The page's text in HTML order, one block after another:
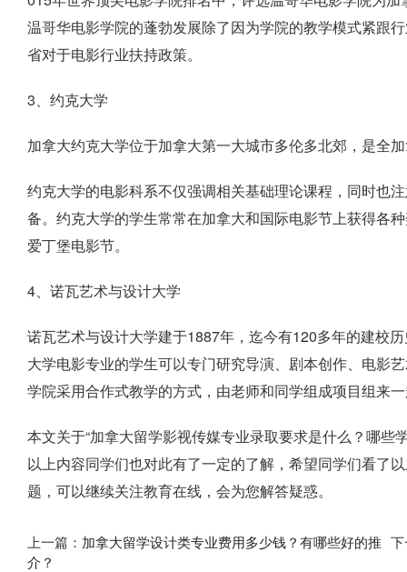
温哥华电影学院的蓬勃发展除了因为学院的教学模式紧跟
省对于电影行业扶持政策。
3、约克大学
加拿大约克大学位于加拿大第一大城市多伦多北郊，是全
约克大学的电影科系不仅强调相关基础理论课程，同时也
备。约克大学的学生常常在加拿大和国际电影节上获得各
爱丁堡电影节。
4、诺瓦艺术与设计大学
诺瓦艺术与设计大学建于1887年，迄今有120多年的建校
大学电影专业的学生可以专门研究导演、剧本创作、电影
学院采用合作式教学的方式，由老师和同学组成项目组来
本文关于“加拿大留学影视传媒专业录取要求是什么？哪
以上内容同学们也对此有了一定的了解，希望同学们看了
题，可以继续关注教育在线，会为您解答疑惑。
上一篇： 加拿大留学设计类专业费用多少钱？有哪些好的推
介？